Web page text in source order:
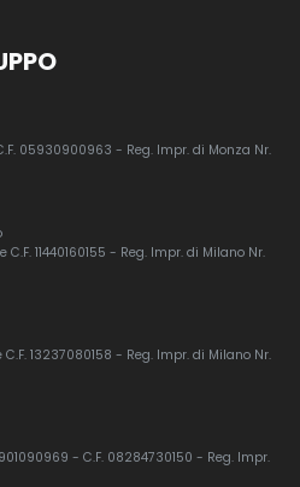
05930900963 - Reg. Impr. di Monza Nr.
11440160155 - Reg. Impr. di Milano Nr.
13237080158 - Reg. Impr. di Milano Nr.
- C.F. 08284730150 - Reg. Impr.